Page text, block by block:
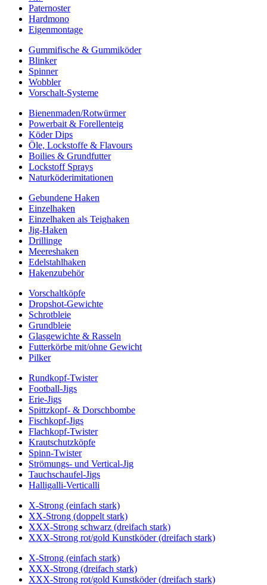
Paternoster
Hardmono
Eigenmontage
Gummifische & Gummiköder
Blinker
Spinner
Wobbler
Vorschalt-Systeme
Bienenmaden/Rotwürmer
Powerbait & Forellenteig
Köder Dips
Öle, Lockstoffe & Flavours
Boilies & Grundfutter
Lockstoff Sprays
Naturköderimitationen
Gebundene Haken
Einzelhaken
Einzelhaken als Teighaken
Jig-Haken
Drillinge
Meereshaken
Edelstahlhaken
Hakenzubehör
Vorschaltköpfe
Dropshot-Gewichte
Schrotbleie
Grundbleie
Glasgewichte & Rasseln
Futterkörbe mit/ohne Gewicht
Pilker
Rundkopf-Twister
Football-Jigs
Erie-Jigs
Spittzkopf- & Dorschbombe
Fischkopf-Jigs
Flachkopf-Twister
Krautschutzköpfe
Spinn-Twister
Strömungs- und Vertical-Jig
Tauchschaufel-Jigs
Halligalli-Verticalli
X-Strong (einfach stark)
XX-Strong (doppelt stark)
XXX-Strong schwarz (dreifach stark)
XXX-Strong rot/gold Kunstköder (dreifach stark)
X-Strong (einfach stark)
XXX-Strong (dreifach stark)
XXX-Strong rot/gold Kunstköder (dreifach stark)